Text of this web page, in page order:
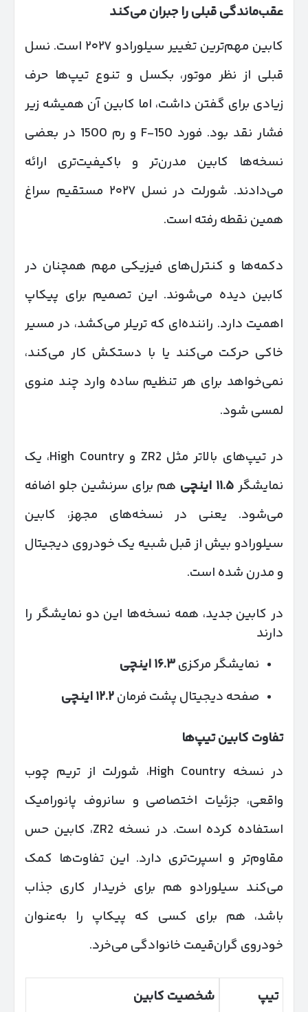
عقب‌ماندگی قبلی را جبران می‌کند
کابین مهم‌ترین تغییر سیلورادو ۲۰۲۷ است. نسل
قبلی از نظر موتور، بکسل و تنوع تیپ‌ها حرف
زیادی برای گفتن داشت، اما کابین آن همیشه زیر
فشار نقد بود. فورد F-150 و رم 1500 در بعضی
نسخه‌ها کابین مدرن‌تر و باکیفیت‌تری ارائه
می‌دادند. شورلت در نسل ۲۰۲۷ مستقیم سراغ
همین نقطه رفته است.
دکمه‌ها و کنترل‌های فیزیکی مهم همچنان در
کابین دیده می‌شوند. این تصمیم برای پیکاپ
اهمیت دارد. راننده‌ای که تریلر می‌کشد، در مسیر
خاکی حرکت می‌کند یا با دستکش کار می‌کند،
نمی‌خواهد برای هر تنظیم ساده وارد چند منوی
لمسی شود.
در تیپ‌های بالاتر مثل ZR2 و High Country، یک
نمایشگر ۱۱.۵ اینچی هم برای سرنشین جلو اضافه
می‌شود. یعنی در نسخه‌های مجهز، کابین
سیلورادو بیش از قبل شبیه یک خودروی دیجیتال
و مدرن شده است.
در کابین جدید، همه نسخه‌ها این دو نمایشگر را
دارند
نمایشگر مرکزی۱۶.۳اینچی
صفحه دیجیتال پشت فرمان۱۲.۲اینچی
تفاوت کابین تیپ‌ها
در نسخه High Country، شورلت از تریم چوب
واقعی، جزئیات اختصاصی و سانروف پانورامیک
استفاده کرده است. در نسخه ZR2، کابین حس
مقاوم‌تر و اسپرت‌تری دارد. این تفاوت‌ها کمک
می‌کند سیلورادو هم برای خریدار کاری جذاب
باشد، هم برای کسی که پیکاپ را به‌عنوان
خودروی گران‌قیمت خانوادگی می‌خرد.
تیپ شخصیت کابین